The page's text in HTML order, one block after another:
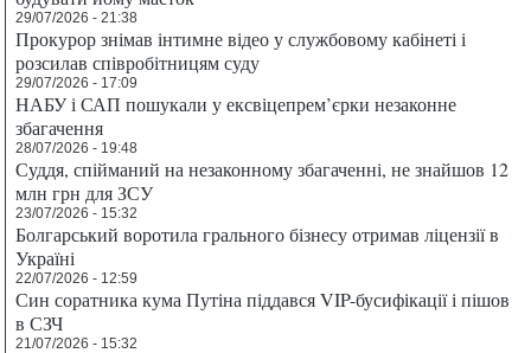
29/07/2026 - 21:38
Прокурор знімав інтимне відео у службовому кабінеті і
розсилав співробітницям суду
29/07/2026 - 17:09
НАБУ і САП пошукали у ексвіцепрем’єрки незаконне
збагачення
28/07/2026 - 19:48
Суддя, спійманий на незаконному збагаченні, не знайшов 12
млн грн для ЗСУ
23/07/2026 - 15:32
Болгарський воротила грального бізнесу отримав ліцензії в
Україні
22/07/2026 - 12:59
Син соратника кума Путіна піддався VIP-бусифікації і пішов
в СЗЧ
21/07/2026 - 15:32